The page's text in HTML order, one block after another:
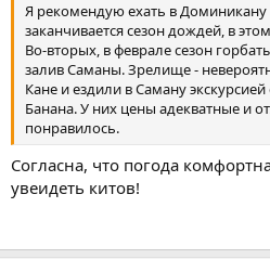
Я рекомендую ехать в
заканчивается сезон дождей, в
Во-вторых, в феврале сезон
залив Саманы. Зрелище -
Кане и ездили в Саману
Банана. У них цены адекватные и
понравилось.
Согласна, что погода
увеидеть китов!